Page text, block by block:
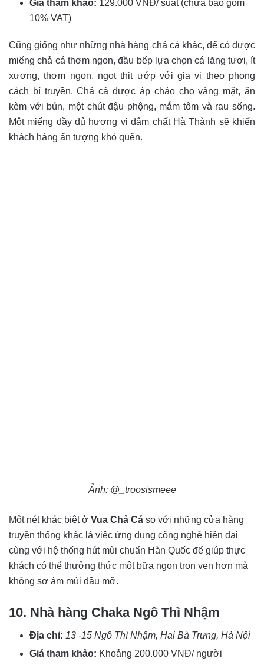
Giá tham khảo: 129.000 VNĐ/ suất (chưa bao gồm
10% VAT)
Cũng giống như những nhà hàng chả cá khác, để có được
miếng chả cá thơm ngon, đầu bếp lựa chọn cá lăng tươi, ít
xương, thơm ngon, ngọt thịt ướp với gia vị theo phong
cách bí truyền. Chả cá được áp chảo cho vàng mặt, ăn
kèm với bún, một chút đậu phộng, mắm tôm và rau sống.
Một miếng đầy đủ hương vị đậm chất Hà Thành sẽ khiến
khách hàng ấn tượng khó quên.
Ảnh: @_troosismeee
Một nét khác biệt ở Vua Chả Cá so với những cửa hàng
truyền thống khác là việc ứng dụng công nghệ hiện đại
cùng với hệ thống hút mùi chuẩn Hàn Quốc để giúp thực
khách có thể thưởng thức một bữa ngon trọn vẹn hơn mà
không sợ ám mùi dầu mỡ.
10. Nhà hàng Chaka Ngô Thì Nhậm
Địa chỉ: 13 -15 Ngô Thì Nhậm, Hai Bà Trưng, Hà Nội
Giá tham khảo: Khoảng 200.000 VNĐ/ người